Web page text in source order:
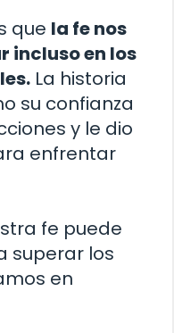
que la fe nos
incluso en los
La historia
su confianza
y le dio
enfrentar
fe puede
superar los
en